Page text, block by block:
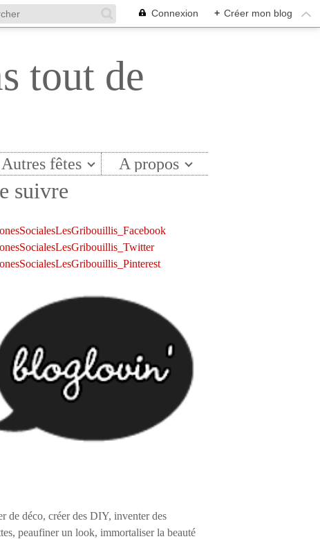
Connexion + Créer mon blog
tout de
Autres fêtes A propos
suivre
de déco, créer des DIY, inventer des
peaufiner un look, immortaliser la beauté